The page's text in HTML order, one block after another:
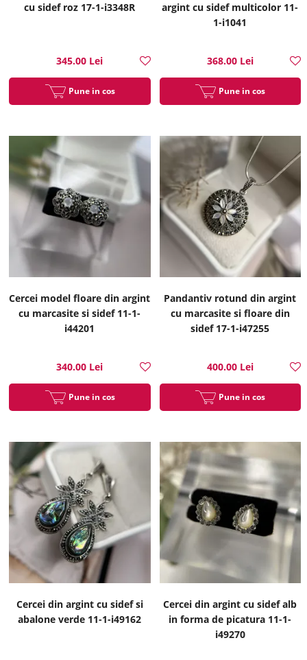
cu sidef roz 17-1-i3348R
345.00 Lei
Pune in cos
argint cu sidef multicolor 11-
1-i1041
368.00 Lei
Pune in cos
Cercei model floare din argint
cu marcasite si sidef 11-1-
i44201
340.00 Lei
Pune in cos
Pandantiv rotund din argint
cu marcasite si floare din
sidef 17-1-i47255
400.00 Lei
Pune in cos
Cercei din argint cu sidef si
abalone verde 11-1-i49162
Cercei din argint cu sidef alb
in forma de picatura 11-1-
i49270